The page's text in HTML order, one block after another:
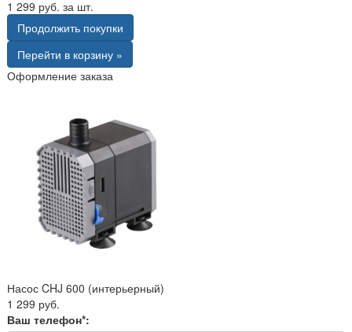
1 299 руб. за шт.
Продолжить покупки
Перейти в корзину »
Оформление заказа
Насос CHJ 600 (интерьерный)
1 299 руб.
Ваш телефон*: